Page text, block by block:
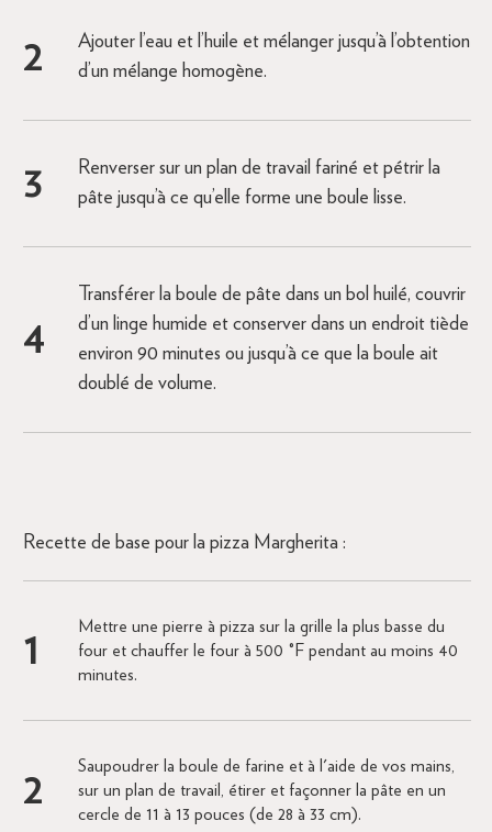
Ajouter l’eau et l’huile et mélanger jusqu’à l’obtention
d’un mélange homogène.
Renverser sur un plan de travail fariné et pétrir la
pâte jusqu’à ce qu’elle forme une boule lisse.
Transférer la boule de pâte dans un bol huilé, couvrir
d’un linge humide et conserver dans un endroit tiède
environ 90 minutes ou jusqu’à ce que la boule ait
doublé de volume.
Recette de base pour la pizza Margherita :
Mettre une pierre à pizza sur la grille la plus basse du
four et chauffer le four à 500 °F pendant au moins 40
minutes.
Saupoudrer la boule de farine et à l'aide de vos mains,
sur un plan de travail, étirer et façonner la pâte en un
cercle de 11 à 13 pouces (de 28 à 33 cm).